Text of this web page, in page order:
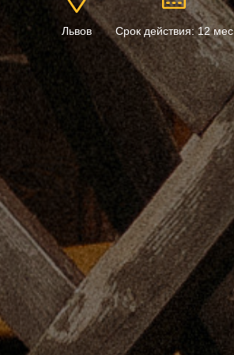
Львов Срок действия: 12 мес